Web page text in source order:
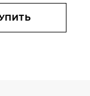
для
50 мл